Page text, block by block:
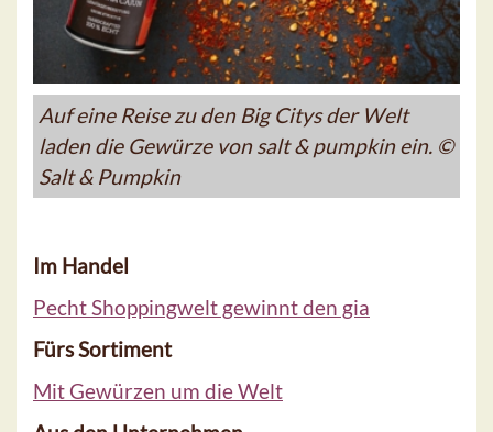
Auf eine Reise zu den Big Citys der Welt
laden die Gewürze von salt & pumpkin ein. ©
Salt & Pumpkin
Im Handel
Pecht Shoppingwelt gewinnt den gia
Fürs Sortiment
Mit Gewürzen um die Welt